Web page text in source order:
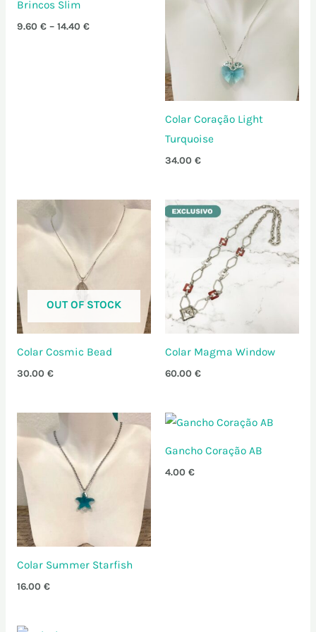
Brincos Slim
9.60 € – 14.40 €14.40 €
Colar Coração Light
Turquoise
34.00 €
OUT OF STOCK
Colar Cosmic Bead
30.00 €
Colar Magma Window
60.00 €
Colar Summer Starfish
16.00 €
Gancho Coração AB
4.00 €